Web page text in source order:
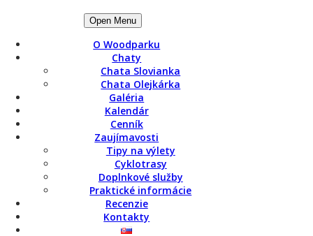
Open Menu
O Woodparku
Chaty
Chata Slovianka
Chata Olejkárka
Galéria
Kalendár
Cenník
Zaujímavosti
Tipy na výlety
Cyklotrasy
Doplnkové služby
Praktické informácie
Recenzie
Kontakty
Rýchla rezervácia chaty
+421 908 863 842
Sledujte nás na sociálnych sieťach
Facebook/Woodpark.sk
Instagram/Woodpark.sk
Novinky